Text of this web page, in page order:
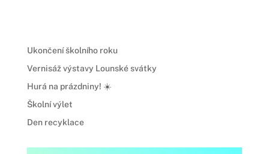
Ukončení školního roku
Vernisáž výstavy Lounské svátky
Hurá na prázdniny! ☀️
Školní výlet
Den recyklace